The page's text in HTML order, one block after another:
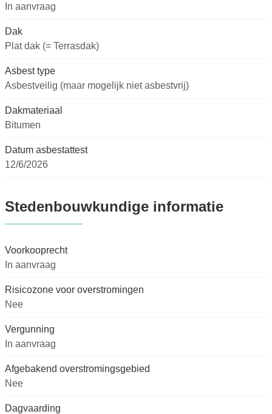
In aanvraag
Dak
Plat dak (= Terrasdak)
Asbest type
Asbestveilig (maar mogelijk niet asbestvrij)
Dakmateriaal
Bitumen
Datum asbestattest
12/6/2026
Stedenbouwkundige informatie
Voorkooprecht
In aanvraag
Risicozone voor overstromingen
Nee
Vergunning
In aanvraag
Afgebakend overstromingsgebied
Nee
Dagvaarding